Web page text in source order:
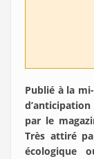
Publié à la
par le
Très attiré
écologique